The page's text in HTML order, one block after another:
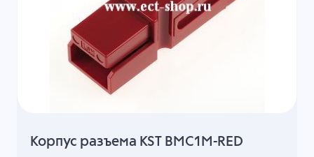
Корпус разъема KST BMC1M-RED